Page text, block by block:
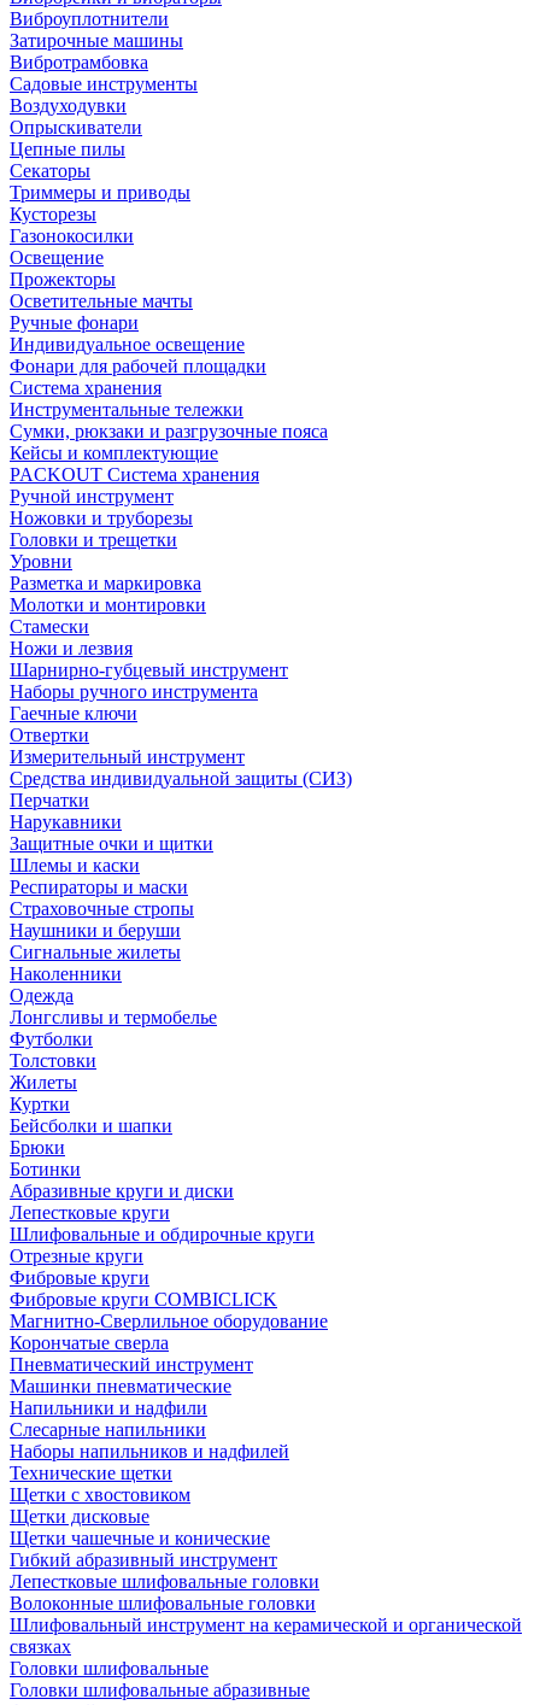
Виброуплотнители
Затирочные машины
Вибротрамбовка
Садовые инструменты
Воздуходувки
Опрыскиватели
Цепные пилы
Секаторы
Триммеры и приводы
Кусторезы
Газонокосилки
Освещение
Прожекторы
Осветительные мачты
Ручные фонари
Индивидуальное освещение
Фонари для рабочей площадки
Система хранения
Инструментальные тележки
Сумки, рюкзаки и разгрузочные пояса
Кейсы и комплектующие
PACKOUT Система хранения
Ручной инструмент
Ножовки и труборезы
Головки и трещетки
Уровни
Разметка и маркировка
Молотки и монтировки
Стамески
Ножи и лезвия
Шарнирно-губцевый инструмент
Наборы ручного инструмента
Гаечные ключи
Отвертки
Измерительный инструмент
Средства индивидуальной защиты (СИЗ)
Перчатки
Нарукавники
Защитные очки и щитки
Шлемы и каски
Респираторы и маски
Страховочные стропы
Наушники и беруши
Сигнальные жилеты
Наколенники
Одежда
Лонгсливы и термобелье
Футболки
Толстовки
Жилеты
Куртки
Бейсболки и шапки
Брюки
Ботинки
Абразивные круги и диски
Лепестковые круги
Шлифовальные и обдирочные круги
Отрезные круги
Фибровые круги
Фибровые круги COMBICLICK
Магнитно-Сверлильное оборудование
Корончатые сверла
Пневматический инструмент
Машинки пневматические
Напильники и надфили
Слесарные напильники
Наборы напильников и надфилей
Технические щетки
Щетки с хвостовиком
Щетки дисковые
Щетки чашечные и конические
Гибкий абразивный инструмент
Лепестковые шлифовальные головки
Волоконные шлифовальные головки
Шлифовальный инструмент на керамической и органической
связках
Головки шлифовальные
Головки шлифовальные абразивные